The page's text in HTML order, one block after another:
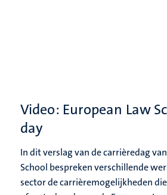
Video: European Law
day
In dit verslag van de carrièredag
School bespreken verschillende
sector de carrièremogelijkheden